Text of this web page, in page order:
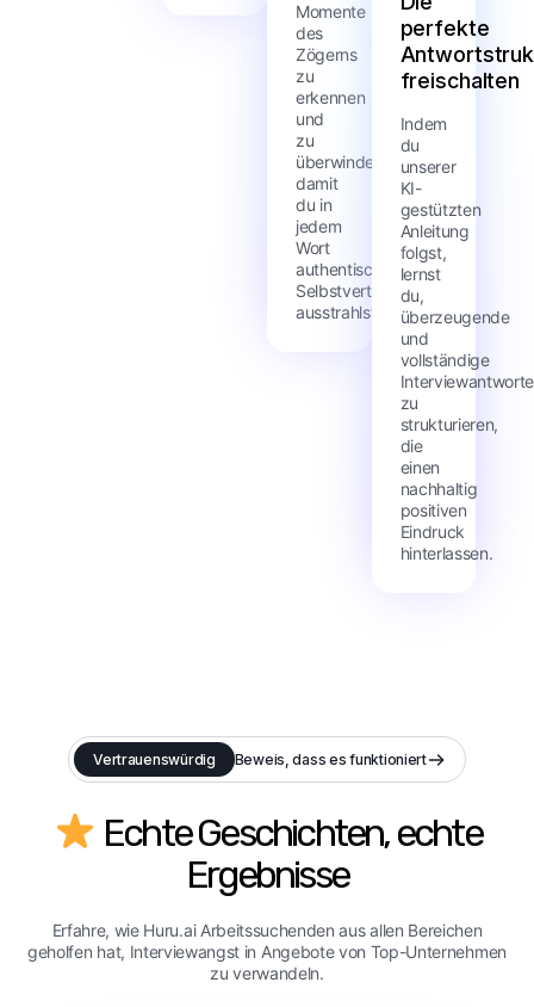
Momente
des
Zögerns
zu
erkennen
und
zu
überwinden,
damit
du in
jedem
Wort
authentisches
Selbstvertrauen
ausstrahlst.
perfekte
freischalten
Indem
du
unserer
KI-
gestützten
Anleitung
folgst,
lernst
du,
überzeugende
und
vollständige
zu
strukturieren,
die
einen
nachhaltig
positiven
Eindruck
hinterlassen.
Vertrauenswürdig Beweis, dass es funktioniert
Echte Geschichten, echte
Ergebnisse
Erfahre, wie Huru.ai Arbeitssuchenden aus allen Bereichen
geholfen hat, Interviewangst in Angebote von Top-Unternehmen
zu verwandeln.